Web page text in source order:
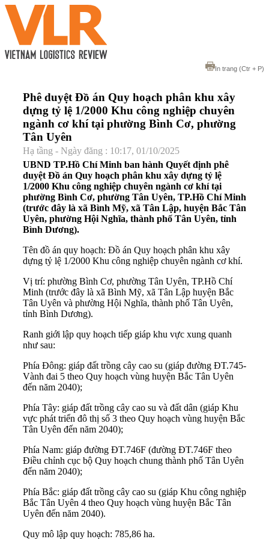
In trang (Ctr + P)
Phê duyệt Đồ án Quy hoạch phân khu xây
dựng tỷ lệ 1/2000 Khu công nghiệp chuyên
ngành cơ khí tại phường Bình Cơ, phường
Tân Uyên
Hạ tầng - Ngày đăng : 10:17, 01/10/2025
UBND TP.Hồ Chí Minh ban hành Quyết định phê
duyệt Đồ án Quy hoạch phân khu xây dựng tỷ lệ
1/2000 Khu công nghiệp chuyên ngành cơ khí tại
phường Bình Cơ, phường Tân Uyên, TP.Hồ Chí Minh
(trước đây là xã Bình Mỹ, xã Tân Lập, huyện Bắc Tân
Uyên, phường Hội Nghĩa, thành phố Tân Uyên, tỉnh
Bình Dương).
Tên đồ án quy hoạch: Đồ án Quy hoạch phân khu xây
dựng tỷ lệ 1/2000 Khu công nghiệp chuyên ngành cơ khí.
Vị trí: phường Bình Cơ, phường Tân Uyên, TP.Hồ Chí
Minh (trước đây là xã Bình Mỹ, xã Tân Lập huyện Bắc
Tân Uyên và phường Hội Nghĩa, thành phố Tân Uyên,
tỉnh Bình Dương).
Ranh giới lập quy hoạch tiếp giáp khu vực xung quanh
như sau:
Phía Đông: giáp đất trồng cây cao su (giáp đường ĐT.745-
Vành đai 5 theo Quy hoạch vùng huyện Bắc Tân Uyên
đến năm 2040);
Phía Tây: giáp đất trồng cây cao su và đất dân (giáp Khu
vực phát triển đô thị số 3 theo Quy hoạch vùng huyện Bắc
Tân Uyên đến năm 2040);
Phía Nam: giáp đường ĐT.746F (đường ĐT.746F theo
Điều chỉnh cục bộ Quy hoạch chung thành phố Tân Uyên
đến năm 2040);
Phía Bắc: giáp đất trồng cây cao su (giáp Khu công nghiệp
Bắc Tân Uyên 4 theo Quy hoạch vùng huyện Bắc Tân
Uyên đến năm 2040).
Quy mô lập quy hoạch: 785,86 ha.